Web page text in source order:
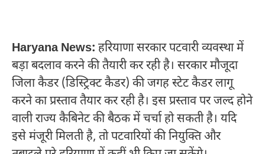
Haryana News: हरियाणा सरकार पटवारी व्यवस्था में
बड़ा बदलाव करने की तैयारी कर रही है। सरकार मौजूदा
जिला कैडर (डिस्ट्रिक्ट कैडर) की जगह स्टेट कैडर लागू
करने का प्रस्ताव तैयार कर रही है। इस प्रस्ताव पर जल्द होने
वाली राज्य कैबिनेट की बैठक में चर्चा हो सकती है। यदि
इसे मंजूरी मिलती है, तो पटवारियों की नियुक्ति और